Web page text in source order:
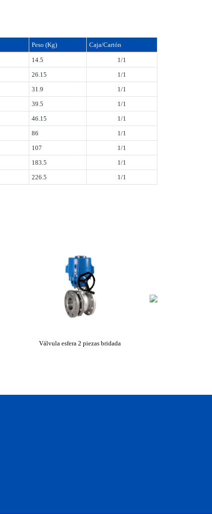
Peso (Kg) Caja/Cartón
14.5
1/1
26.15
1/1
31.9
1/1
39.5
1/1
46.15
1/1
86
1/1
107
1/1
183.5
1/1
226.5 1/1
Válvula esfera 2 piezas bridada